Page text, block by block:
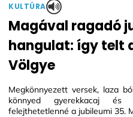
KULTÚRA
Magával ragadó
hangulat: így telt
Völgye
Megkönnyezett versek, laza
könnyed gyerekkacaj és
felejthetetlenné a jubileumi 35.